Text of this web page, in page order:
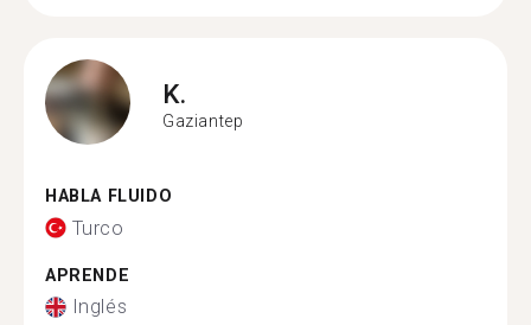
K.
Gaziantep
HABLA FLUIDO
Turco
APRENDE
Inglés